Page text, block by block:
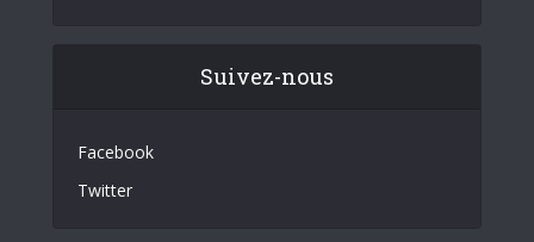
Suivez-nous
Facebook
Twitter